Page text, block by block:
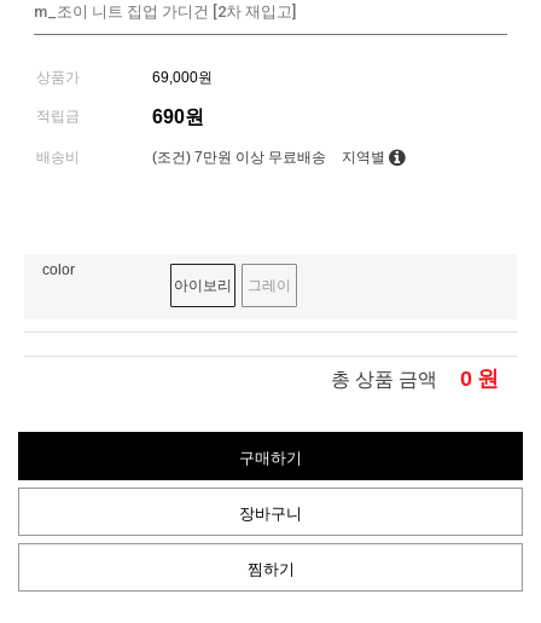
m_조이 니트 집업 가디건 [2차 재입고]
상품가 69,000원
적립금 690원
배송비 (조건) 7만원 이상 무료배송 지역별
color
아이보리
그레이
총 상품 금액 0 원
구매하기
장바구니
찜하기